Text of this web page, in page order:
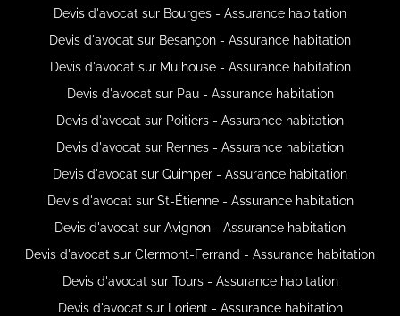
Devis d'avocat sur Bourges - Assurance habitation
Devis d'avocat sur Besançon - Assurance habitation
Devis d'avocat sur Mulhouse - Assurance habitation
Devis d'avocat sur Pau - Assurance habitation
Devis d'avocat sur Poitiers - Assurance habitation
Devis d'avocat sur Rennes - Assurance habitation
Devis d'avocat sur Quimper - Assurance habitation
Devis d'avocat sur St-Étienne - Assurance habitation
Devis d'avocat sur Avignon - Assurance habitation
Devis d'avocat sur Clermont-Ferrand - Assurance habitation
Devis d'avocat sur Tours - Assurance habitation
Devis d'avocat sur Lorient - Assurance habitation